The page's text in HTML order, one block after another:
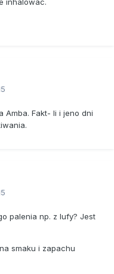
Amba. Fakt- li i jeno dni
palenia np. z lufy? Jest
smaku i zapachu